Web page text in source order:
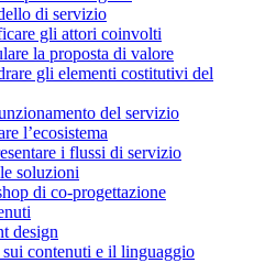
di servizio
gli attori coinvolti
la proposta di valore
gli elementi costitutivi del
del servizio
l’ecosistema
i flussi di servizio
soluzioni
di co-progettazione
design
contenuti e il linguaggio